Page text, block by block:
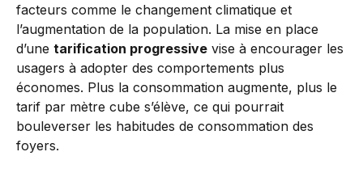
facteurs comme le changement climatique et
l’augmentation de la population. La mise en place
d’une tarification progressive vise à encourager les
usagers à adopter des comportements plus
économes. Plus la consommation augmente, plus le
tarif par mètre cube s’élève, ce qui pourrait
bouleverser les habitudes de consommation des
foyers.